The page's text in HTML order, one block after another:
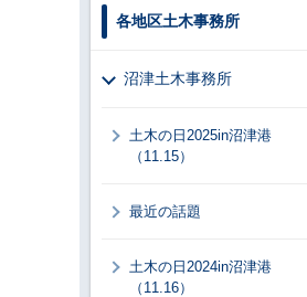
各地区土木事務所
沼津土木事務所
土木の日2025in沼津港
（11.15）
最近の話題
土木の日2024in沼津港
（11.16）